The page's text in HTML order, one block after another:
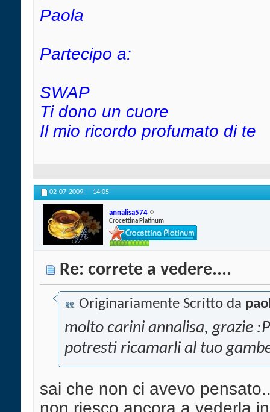
Paola
Partecipo a:
SWAP
Ti dono un cuore
Il mio ricordo profumato di te
02-07-2009, 14:05
annalisa574
Crocettina Platinum
Re: correte a vedere....
Originariamente Scritto da
molto carini annalisa, grazie :P
potresti ricamarli al tuo
sai che non ci avevo